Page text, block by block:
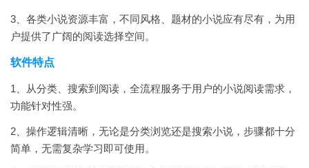
3、各类小说资源丰富，不同风格、题材的小说应有尽有，为用
户提供了广阔的阅读选择空间。
软件特点
1、从分类、搜索到阅读，全流程服务于用户的小说阅读需求，
功能针对性强。
2、操作逻辑清晰，无论是分类浏览还是搜索小说，步骤都十分
简单，无需复杂学习即可使用。